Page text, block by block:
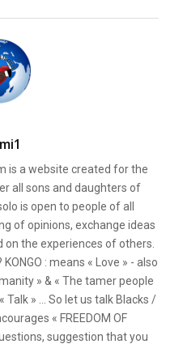
is a website created for the
all sons and daughters of
is open to people of all
of opinions, exchange ideas
the experiences of others.
: means « Love » - also
» & « The tamer people
Talk » ... So let us talk Blacks /
« FREEDOM OF
suggestion that you